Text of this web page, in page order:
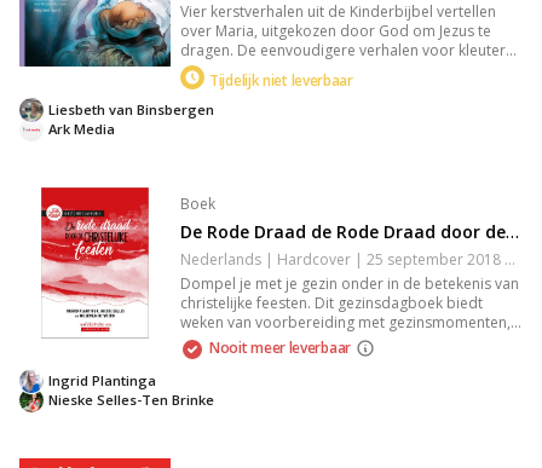
Vier kerstverhalen uit de Kinderbijbel vertellen
over Maria, uitgekozen door God om Jezus te
dragen. De eenvoudigere verhalen voor kleuters
tonen haar vertrouwen en zijn voorzien van een
lied, verwerking en gebed. Marjolein Hunds
illustraties geven kleur en sfeer aan deze
Tijdelijk niet leverbaar
Ark Media
Liesbeth van Binsbergen
Boek
De Rode Draad de Rode Draad door de Christelijke Feesten
Nederlands | Hardcover | 25 september 2018 | 144 pagina's | 9789033835445
Dompel je met je gezin onder in de betekenis van
christelijke feesten. Dit gezinsdagboek biedt
weken van voorbereiding met gezinsmomenten,
themastukjes en creatieve opdrachten voor
kinderen tot 12 jaar. Inclusief vlaggenlijnpakket
voor thuis, scholen en kerken.
Nooit meer leverbaar
Nieske Selles-Ten Brinke
Ingrid Plantinga